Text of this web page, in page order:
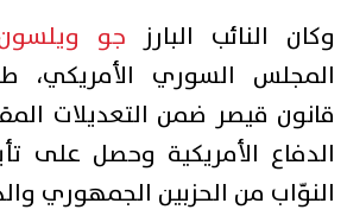
وكان النائب البارز جو
المجلس السوري الأمريكي،
قانون قيصر ضمن التعديلات
الدفاع الأمريكية وحصل على
النوّاب من الحزبين الجمهوري